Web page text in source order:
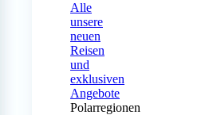
Alle
unsere
neuen
Reisen
und
exklusiven
Angebote
Polarregionen